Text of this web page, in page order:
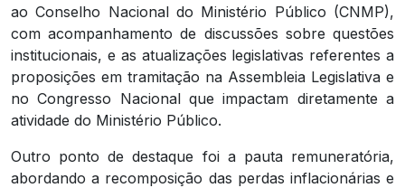
ao Conselho Nacional do Ministério Público (CNMP),
com acompanhamento de discussões sobre questões
institucionais, e as atualizações legislativas referentes a
proposições em tramitação na Assembleia Legislativa e
no Congresso Nacional que impactam diretamente a
atividade do Ministério Público.
Outro ponto de destaque foi a pauta remuneratória,
abordando a recomposição das perdas inflacionárias e